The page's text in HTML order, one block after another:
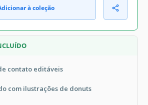
à coleção
contato editáveis
com ilustrações de donuts